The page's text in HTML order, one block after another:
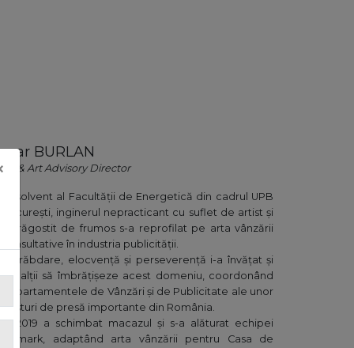
BURLAN
& Art Advisory Director
Absolvent al Facultății de Energetică din cadrul UPB
București, inginerul nepracticant cu suflet de artist și
îndrăgostit de frumos s-a reprofilat pe arta vânzării
consultative în industria publicității.
Cu răbdare, elocvență și perseverență i-a învățat și
pe alții să îmbrățișeze acest domeniu, coordonând
departamentele de Vânzări și de Publicitate ale unor
trusturi de presă importante din România.
În 2019 a schimbat macazul și s-a alăturat echipei
Artmark, adaptând arta vânzării pentru Casa de